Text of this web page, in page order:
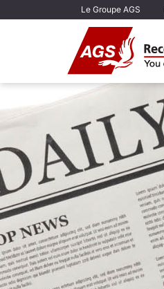
Le Groupe AGS